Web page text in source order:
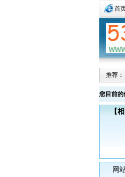
首
推荐：
您目前的
【
网